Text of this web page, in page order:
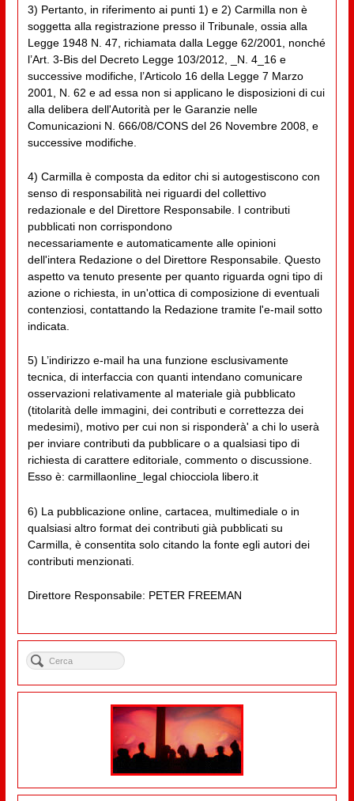
3) Pertanto, in riferimento ai punti 1) e 2) Carmilla non è
soggetta alla registrazione presso il Tribunale, ossia alla
Legge 1948 N. 47, richiamata dalla Legge 62/2001, nonché
l’Art. 3-Bis del Decreto Legge 103/2012, _N. 4_16 e
successive modifiche, l’Articolo 16 della Legge 7 Marzo
2001, N. 62 e ad essa non si applicano le disposizioni di cui
alla delibera dell'Autorità per le Garanzie nelle
Comunicazioni N. 666/08/CONS del 26 Novembre 2008, e
successive modifiche.
4) Carmilla è composta da editor chi si autogestiscono con
senso di responsabilità nei riguardi del collettivo
redazionale e del Direttore Responsabile. I contributi
pubblicati non corrispondono
necessariamente e automaticamente alle opinioni
dell'intera Redazione o del Direttore Responsabile. Questo
aspetto va tenuto presente per quanto riguarda ogni tipo di
azione o richiesta, in un'ottica di composizione di eventuali
contenziosi, contattando la Redazione tramite l'e-mail sotto
indicata.
5) L’indirizzo e-mail ha una funzione esclusivamente
tecnica, di interfaccia con quanti intendano comunicare
osservazioni relativamente al materiale già pubblicato
(titolarità delle immagini, dei contributi e correttezza dei
medesimi), motivo per cui non si risponderà' a chi lo userà
per inviare contributi da pubblicare o a qualsiasi tipo di
richiesta di carattere editoriale, commento o discussione.
Esso è: carmillaonline_legal chiocciola libero.it
6) La pubblicazione online, cartacea, multimediale o in
qualsiasi altro format dei contributi già pubblicati su
Carmilla, è consentita solo citando la fonte egli autori dei
contributi menzionati.
Direttore Responsabile: PETER FREEMAN